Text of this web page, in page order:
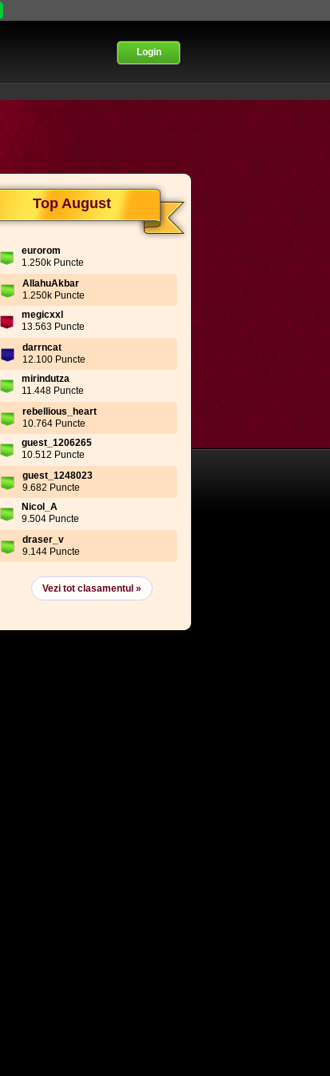
Login
Top August
eurorom
1.250k Puncte
AllahuAkbar
1.250k Puncte
megicxxl
13.563 Puncte
darrncat
12.100 Puncte
mirindutza
11.448 Puncte
rebellious_heart
10.764 Puncte
guest_1206265
10.512 Puncte
guest_1248023
9.682 Puncte
Nicol_A
9.504 Puncte
draser_v
9.144 Puncte
Vezi tot clasamentul »